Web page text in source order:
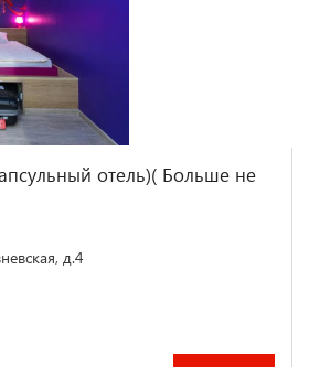
отель)( Больше не
д.4